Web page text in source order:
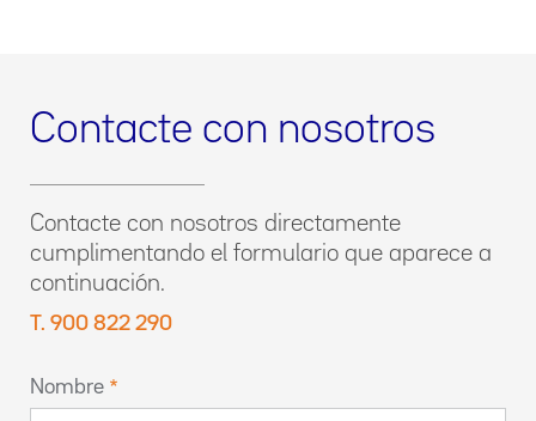
Contacte con nosotros
Contacte con nosotros directamente
cumplimentando el formulario que aparece a
continuación.
T. 900 822 290
Nombre